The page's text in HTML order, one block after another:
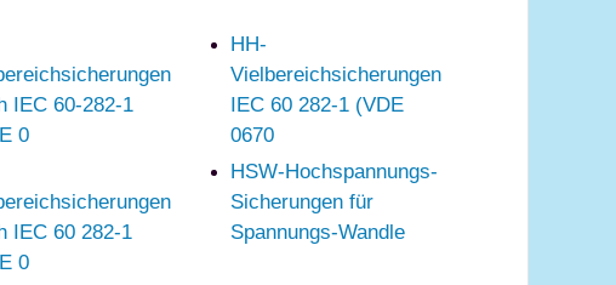
IEC 60-282-1
0
HH-
Vielbereichsicherungen
IEC 60 282-1 (VDE
0670
IEC 60 282-1
0
HSW-Hochspannungs-
Sicherungen für
Spannungs-Wandle